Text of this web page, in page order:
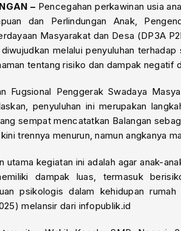
– Pencegahan perkawinan usia
dan Perlindungan Anak,
Masyarakat dan Desa (DP3A
melalui penyuluhan
tentang risiko dan dampak negatif
Fugsional Penggerak Swadaya
penyuluhan ini merupakan
sempat mencatatkan Balangan
trennya menurun, namun angkanya
utama kegiatan ini adalah agar anak-
dampak luas, termasuk
psikologis dalam kehidupan
melansir dari infopublik.id